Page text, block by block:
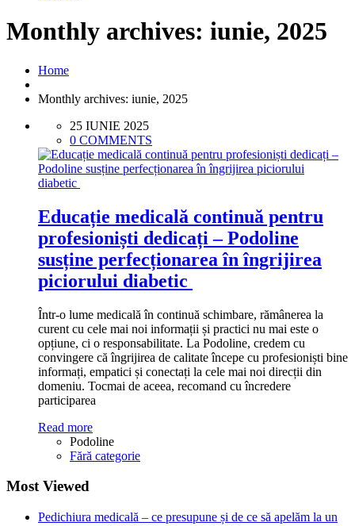
Monthly archives: iunie, 2025
Home
Monthly archives: iunie, 2025
25 IUNIE 2025
0 COMMENTS
Educație medicală continuă pentru
profesioniști dedicați – Podoline
susține perfecționarea în îngrijirea
piciorului diabetic
Într-o lume medicală în continuă schimbare, rămânerea la
curent cu cele mai noi informații și practici nu mai este o
opțiune, ci o responsabilitate. La Podoline, credem cu
convingere că îngrijirea de calitate începe cu profesioniști bine
informați, empatici și conectați la cele mai noi direcții din
domeniu. Tocmai de aceea, recomand cu încredere
participarea
Read more
Podoline
Fără categorie
Most Viewed
Pedichiura medicală – ce presupune și de ce să apelăm la un